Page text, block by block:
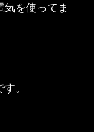
を使ってま
。